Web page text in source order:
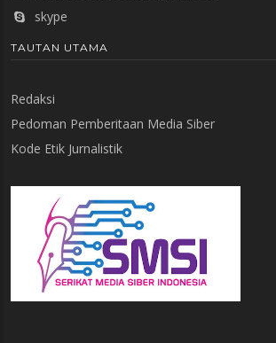
skype
TAUTAN UTAMA
Redaksi
Pedoman Pemberitaan Media Siber
Kode Etik Jurnalistik